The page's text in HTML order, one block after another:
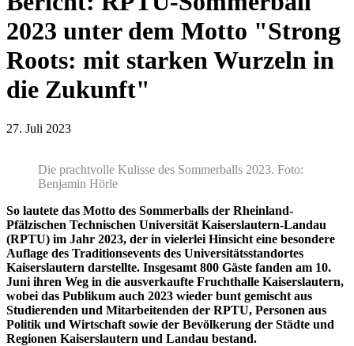
2023 unter dem Motto "Strong
Roots: mit starken Wurzeln in
die Zukunft"
27. Juli 2023
Die prachtvolle Kulisse des Sommerballs 2023. Foto:
Benjamin Hörle
So lautete das Motto des Sommerballs der Rheinland-
Pfälzischen Technischen Universität Kaiserslautern-Landau
(RPTU) im Jahr 2023, der in vielerlei Hinsicht eine besondere
Auflage des Traditionsevents des Universitätsstandortes
Kaiserslautern darstellte. Insgesamt 800 Gäste fanden am 10.
Juni ihren Weg in die ausverkaufte Fruchthalle Kaiserslautern,
wobei das Publikum auch 2023 wieder bunt gemischt aus
Studierenden und Mitarbeitenden der RPTU, Personen aus
Politik und Wirtschaft sowie der Bevölkerung der Städte und
Regionen Kaiserslautern und Landau bestand.